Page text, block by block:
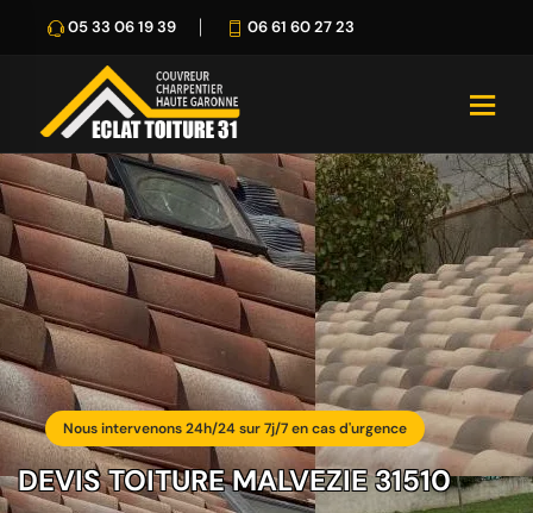
05 33 06 19 39 06 61 60 27 23
Nous intervenons 24h/24 sur 7j/7 en cas d'urgence
DEVIS TOITURE MALVEZIE 31510